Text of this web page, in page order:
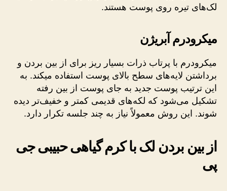
لک‌های تیره روی پوست هستند.
میکرودرم آبریژن
میکرودرم با پرتاب ذرات بسیار ریز برای از بین بردن و
برداشتن لایه‌های سطح بالای پوست استفاده میکند. به‌
این‌ ترتیب پوست جدید به‌ جای پوست از بین رفته
تشکیل می‌شود که لکه‌های قدیمی کمتر و خفیف‌تر دیده
شوند. این روش معمولاً نیاز به چند جلسه تکرار دارد.
از بین بردن لک با کرم گیاهی حبیبی جی
پی